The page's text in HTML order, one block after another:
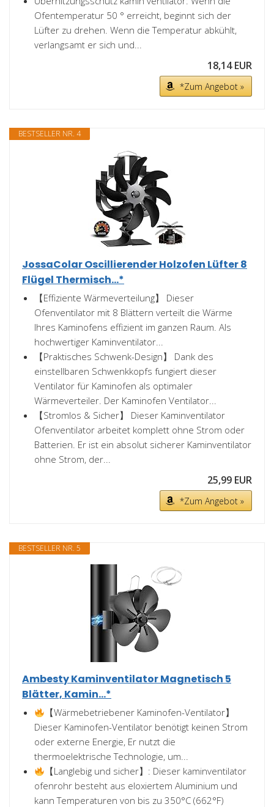
Ofentemperatur 50 ° erreicht, beginnt sich der
Lüfter zu drehen. Wenn die Temperatur abkühlt,
verlangsamt er sich und...
18,14 EUR
*Zum Angebot »
BESTSELLER NR. 4
JossaColar Oscillierender Holzofen Lüfter 8
Flügel Thermisch...*
【Effiziente Wärmeverteilung】 Dieser
Ofenventilator mit 8 Blättern verteilt die Wärme
Ihres Kaminofens effizient im ganzen Raum. Als
hochwertiger Kaminventilator...
【Praktisches Schwenk-Design】 Dank des
einstellbaren Schwenkkopfs fungiert dieser
Ventilator für Kaminofen als optimaler
Wärmeverteiler. Der Kaminofen Ventilator...
【Stromlos & Sicher】 Dieser Kaminventilator
Ofenventilator arbeitet komplett ohne Strom oder
Batterien. Er ist ein absolut sicherer Kaminventilator
ohne Strom, der...
25,99 EUR
*Zum Angebot »
BESTSELLER NR. 5
Ambesty Kaminventilator Magnetisch 5
Blätter, Kamin...*
【Wärmebetriebener Kaminofen-Ventilator】
Dieser Kaminofen-Ventilator benötigt keinen Strom
oder externe Energie, Er nutzt die
thermoelektrische Technologie, um...
【Langlebig und sicher】: Dieser kaminventilator
ofenrohr besteht aus eloxiertem Aluminium und
kann Temperaturen von bis zu 350°C (662°F)